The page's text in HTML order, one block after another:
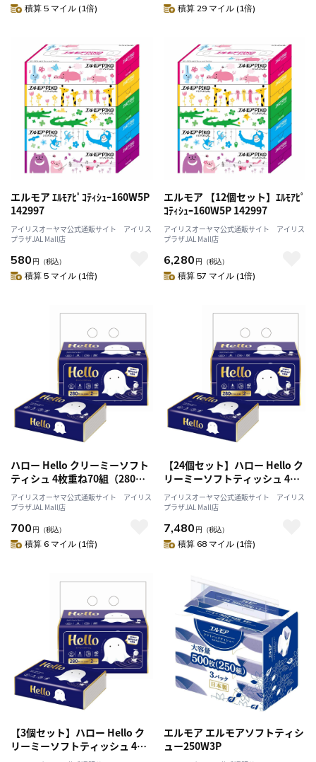
積算 5 マイル (1倍) 積算 29 マイル (1倍)
エルモア ｴﾙﾓｱﾋﾟｺﾃｨｼｭｰ160W5P
142997
アイリスオーヤマ公式通販サイト アイリス
プラザJAL Mall店
580 円 （税込）
積算 5 マイル (1倍)
エルモア 【12個セット】ｴﾙﾓｱﾋﾟ
ｺﾃｨｼｭｰ160W5P 142997
アイリスオーヤマ公式通販サイト アイリス
プラザJAL Mall店
6,280 円 （税込）
積算 57 マイル (1倍)
ハロー Hello クリーミーソフト
ティシュ 4枚重ね70組（280
枚） 2個入 5223
アイリスオーヤマ公式通販サイト アイリス
プラザJAL Mall店
700 円 （税込）
積算 6 マイル (1倍)
【24個セット】ハロー Hello ク
リーミーソフトティッシュ 4枚
重ね70組（280枚） 2個入 5223
アイリスオーヤマ公式通販サイト アイリス
プラザJAL Mall店
7,480 円 （税込）
積算 68 マイル (1倍)
【3個セット】ハロー Hello ク
リーミーソフトティッシュ 4枚
エルモア エルモアソフトティシ
ュー250W3P